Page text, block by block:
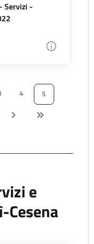
Servizi -
4
5
e